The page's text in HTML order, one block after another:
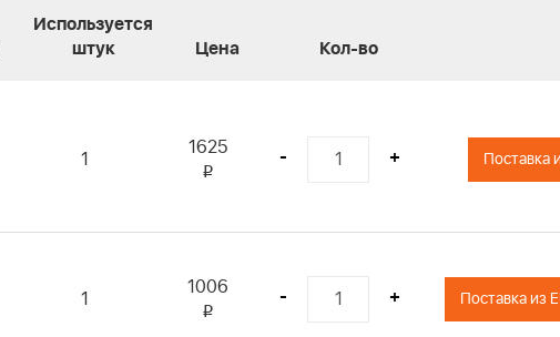
Используется
штук
Цена Кол-во
1 1625
i
- +
1 1006
i
- + Поставка из